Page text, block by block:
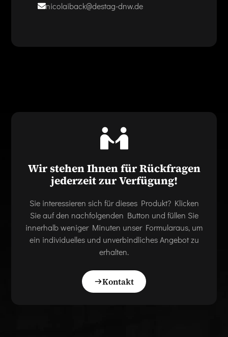
nicolaiback@destag-dnw.de
Wir stehen Ihnen für Rückfragen
jederzeit zur Verfügung!
Sie interessieren sich für dieses Produkt? Klicken
Sie auf den nachfolgenden Button und füllen Sie
innerhalb weniger Minuten unser Formularaus, um
ein individuelles und unverbindliches Angebot zu
erhalten.
Kontakt